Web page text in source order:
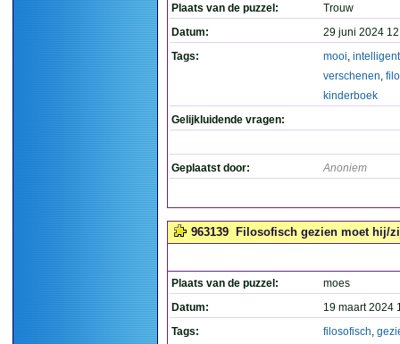
Plaats van de puzzel:
Trouw
Datum:
29 juni 2024
Tags:
mooi, intelligent
verschenen,
kinderboek
Gelijkluidende vragen:
Geplaatst door: Anoniem
963139 Filosofisch gezien moet hij/
Plaats van de puzzel:
moes
Datum:
19 maart 2024
Tags:
filosofisch,